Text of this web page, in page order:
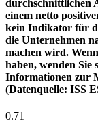
durchschnittlichen
einem netto
kein Indikator für
die Unternehmen
machen wird.
haben, wenden Sie
Informationen zur
(Datenquelle: ISS
0.71